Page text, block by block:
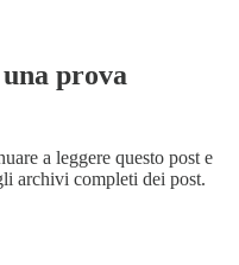
prova
a leggere questo post e
archivi completi dei post.